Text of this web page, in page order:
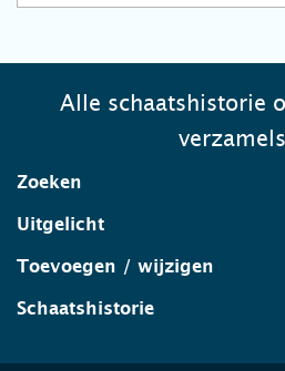
Alle schaatshistorie
Zoeken
Uitgelicht
Toevoegen / wijzigen
Schaatshistorie